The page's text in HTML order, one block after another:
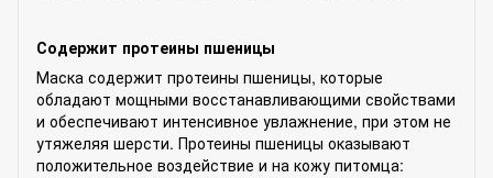
Содержит протеины пшеницы
Маска содержит протеины пшеницы, которые
обладают мощными восстанавливающими свойствами
и обеспечивают интенсивное увлажнение, при этом не
утяжеляя шерсти. Протеины пшеницы оказывают
положительное воздействие и на кожу питомца: